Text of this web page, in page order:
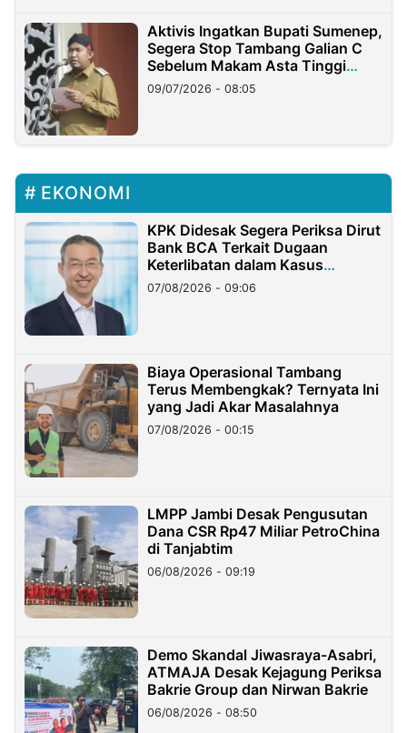
Aktivis Ingatkan Bupati Sumenep,
Segera Stop Tambang Galian C
Sebelum Makam Asta Tinggi
Longsor
09/07/2026 - 08:05
EKONOMI
KPK Didesak Segera Periksa Dirut
Bank BCA Terkait Dugaan
Keterlibatan dalam Kasus
Hilangnya Dana Nasabah Rp2,58
Miliar
07/08/2026 - 09:06
Biaya Operasional Tambang
Terus Membengkak? Ternyata Ini
yang Jadi Akar Masalahnya
07/08/2026 - 00:15
LMPP Jambi Desak Pengusutan
Dana CSR Rp47 Miliar PetroChina
di Tanjabtim
06/08/2026 - 09:19
Demo Skandal Jiwasraya-Asabri,
ATMAJA Desak Kejagung Periksa
Bakrie Group dan Nirwan Bakrie
06/08/2026 - 08:50